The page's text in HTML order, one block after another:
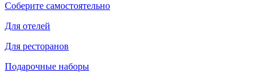
Соберите самостоятельно
Для отелей
Для ресторанов
Подарочные наборы